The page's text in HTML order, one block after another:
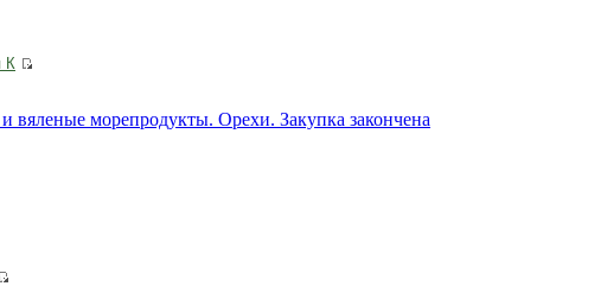
К
морепродукты. Орехи. Закупка закончена